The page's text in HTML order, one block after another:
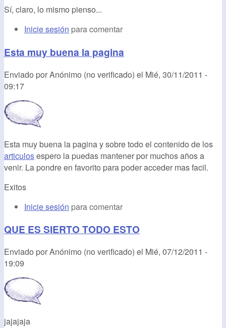
Sí, claro, lo mismo pienso...
Inicie sesión para comentar
Esta muy buena la pagina
Enviado porAnónimo (no verificado) el Mié, 30/11/2011 -
09:17
Esta muy buena la pagina y sobre todo el contenido de los
articulosespero la puedas mantener por muchos años a
venir. La pondre en favorito para poder acceder mas facil.
Exitos
Inicie sesión para comentar
QUE ES SIERTO TODO ESTO
Enviado porAnónimo (no verificado) el Mié, 07/12/2011 -
19:09
jajajaja